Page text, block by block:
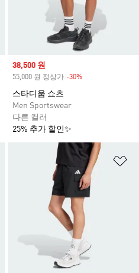
Sale price
38,500 원
55,000 원 정상가 -30%
스타디움 쇼츠
Men Sportswear
다른 컬러
25% 추가 할인✨
위시리스트 담기